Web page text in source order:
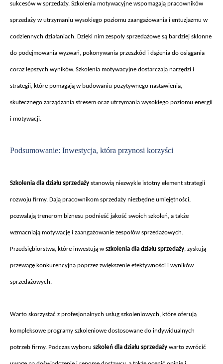
sukcesów w sprzedaży. Szkolenia motywacyjne wspomagają pracowników
sprzedaży w utrzymaniu wysokiego poziomu zaangażowania i entuzjazmu w
codziennych działaniach. Dzięki nim zespoły sprzedażowe są bardziej skłonne
do podejmowania wyzwań, pokonywania przeszkód i dążenia do osiągania
coraz lepszych wyników. Szkolenia motywacyjne dostarczają narzędzi i
strategii, które pomagają w budowaniu pozytywnego nastawienia,
skutecznego zarządzania stresem oraz utrzymania wysokiego poziomu energii
i motywacji.
Podsumowanie: Inwestycja, która przynosi korzyści
Szkolenia dla działu sprzedaży stanowią niezwykle istotny element strategii
rozwoju firmy. Dają pracownikom sprzedaży niezbędne umiejętności,
pozwalają trenerom biznesu podnieść jakość swoich szkoleń, a także
wzmacniają motywację i zaangażowanie zespołów sprzedażowych.
Przedsiębiorstwa, które inwestują w szkolenia dla działu sprzedaży, zyskują
przewagę konkurencyjną poprzez zwiększenie efektywności i wyników
sprzedażowych.
Warto skorzystać z profesjonalnych usług szkoleniowych, które oferują
kompleksowe programy szkoleniowe dostosowane do indywidualnych
potrzeb firmy. Podczas wyboru szkoleń dla działu sprzedaży warto zwrócić